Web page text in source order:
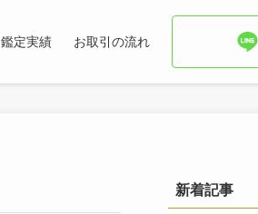
鑑定実績 お取引の流れ
新着記事